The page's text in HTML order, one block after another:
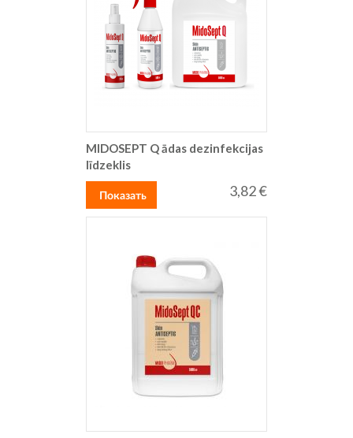
MIDOSEPT Q ādas dezinfekcijas
līdzeklis
3,82 €
Показать